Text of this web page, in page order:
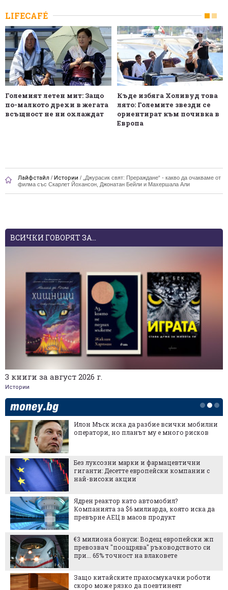
LIFECAFÉ
Големият летен мит: Защо
по-малкото дрехи в жегата
всъщност не ни охлаждат
Къде избяга Холивуд това
лято: Големите звезди се
ориентират към почивка в
Европа
Лайфстайл / Истории /
„Джурасик свят: Прераждане“ - какво да очакваме от
филма със Скарлет Йохансон, Джонатан Бейли и Махершала Али
ВСИЧКИ ГОВОРЯТ ЗА...
3 книги за август 2026 г.
Истории
Илон Мъск иска да разбие всички мобилни
оператори, но планът му е много рисков
Без луксозни марки и фармацевтични
гиганти: Десетте европейски компании с
най-високи акции
Ядрен реактор като автомобил?
Компанията за $6 милиарда, която иска да
превърне АЕЦ в масов продукт
€3 милиона бонуси: Водещ европейски жп
превозвач "поощрява" ръководството си
при... 65% точност на влаковете
Защо китайските прахосмукачки роботи
скоро може рязко да поевтинеят